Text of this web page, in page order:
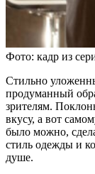
Фото: кадр из
Стильно
продуманный
зрителям.
вкусу, а вот
было можно,
стиль одежды и
душе.